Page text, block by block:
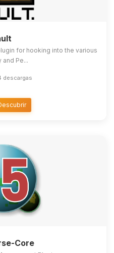
for hooking into the various
and Pe...
descargas
Core